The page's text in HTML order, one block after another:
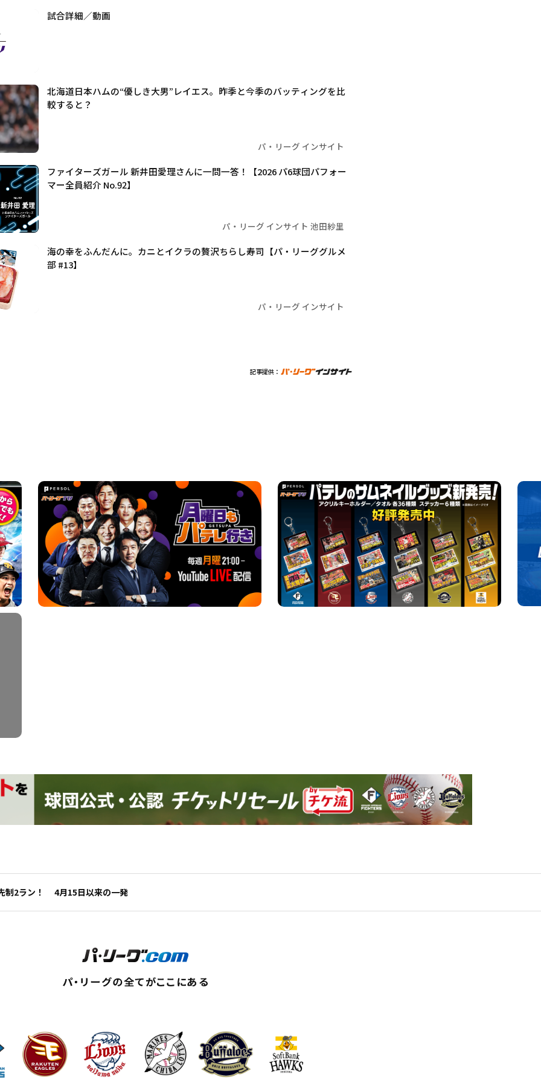
試合詳細／動画
北海道日本ハムの“優しき大男”レイエス。昨季と今季のバッティングを比
較すると？
パ・リーグ インサイト
ファイターズガール 新井田愛理さんに一問一答！【2026 パ6球団パフォー
マー全員紹介 No.92】
パ・リーグ インサイト 池田紗里
海の幸をふんだんに。カニとイクラの贅沢ちらし寿司【パ・リーググルメ
部 #13】
パ・リーグ インサイト
記事提供：
制2ラン！ 4月15日以来の一発